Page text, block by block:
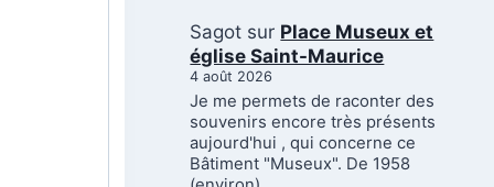
Sagot sur Place Museux et
église Saint-Maurice
4 août 2026
Je me permets de raconter des
souvenirs encore très présents
aujourd'hui , qui concerne ce
Bâtiment "Museux". De 1958